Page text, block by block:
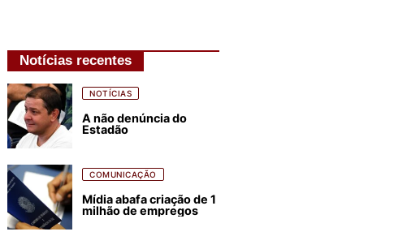
Notícias recentes
NOTÍCIAS
A não denúncia do
Estadão
COMUNICAÇÃO
Mídia abafa criação de 1
milhão de empregos